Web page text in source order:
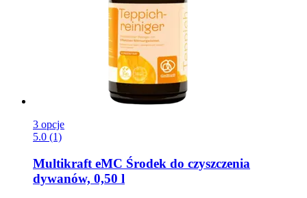
3 opcje
5.0 (1)
Multikraft eMC Środek do czyszczenia
dywanów, 0,50 l